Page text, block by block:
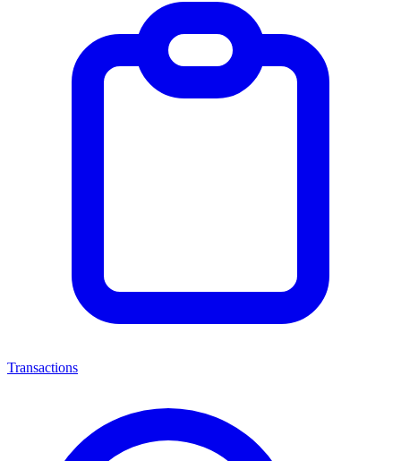
Transactions